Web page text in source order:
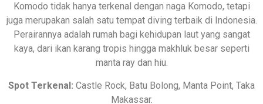
Komodo tidak hanya terkenal dengan naga Komodo, tetapi
juga merupakan salah satu tempat diving terbaik di Indonesia.
Perairannya adalah rumah bagi kehidupan laut yang sangat
kaya, dari ikan karang tropis hingga makhluk besar seperti
manta ray dan hiu.
Spot Terkenal: Castle Rock, Batu Bolong, Manta Point, Taka
Makassar.